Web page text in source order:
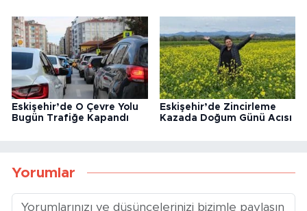
Eskişehir’de O Çevre Yolu
Bugün Trafiğe Kapandı
Eskişehir’de Zincirleme
Kazada Doğum Günü Acısı
Yorumlar